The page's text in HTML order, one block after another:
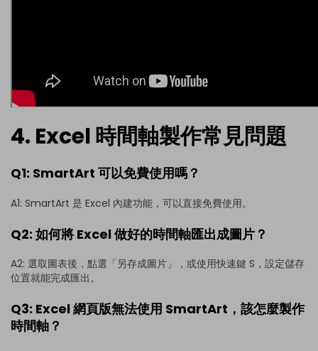
4. Excel 時間軸製作常見問題
Q1: SmartArt 可以免費使用嗎？
A1: SmartArt 是 Excel 內建功能，可以直接免費使用。
Q2: 如何將 Excel 做好的時間軸匯出成圖片？
A2: 選取圖表後，點選「另存成圖片」，或使用快速鍵 S，設定儲存
位置就能完成匯出。
Q3: Excel 網頁版無法使用 SmartArt，該怎麼製作
時間軸？